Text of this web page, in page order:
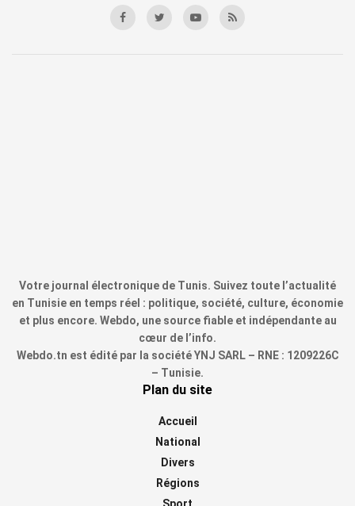
Votre journal électronique de Tunis. Suivez toute l’actualité
en Tunisie en temps réel : politique, société, culture, économie
et plus encore. Webdo, une source fiable et indépendante au
cœur de l’info.
Webdo.tn est édité par la société YNJ SARL – RNE : 1209226C
– Tunisie.
Plan du site
Accueil
National
Divers
Régions